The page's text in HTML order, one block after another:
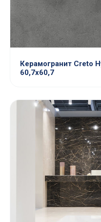
Керамогранит Creto
60,7х60,7